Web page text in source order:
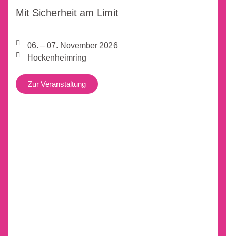
Mit Sicherheit am Limit
06. – 07. November 2026
Hockenheimring
Zur Veranstaltung